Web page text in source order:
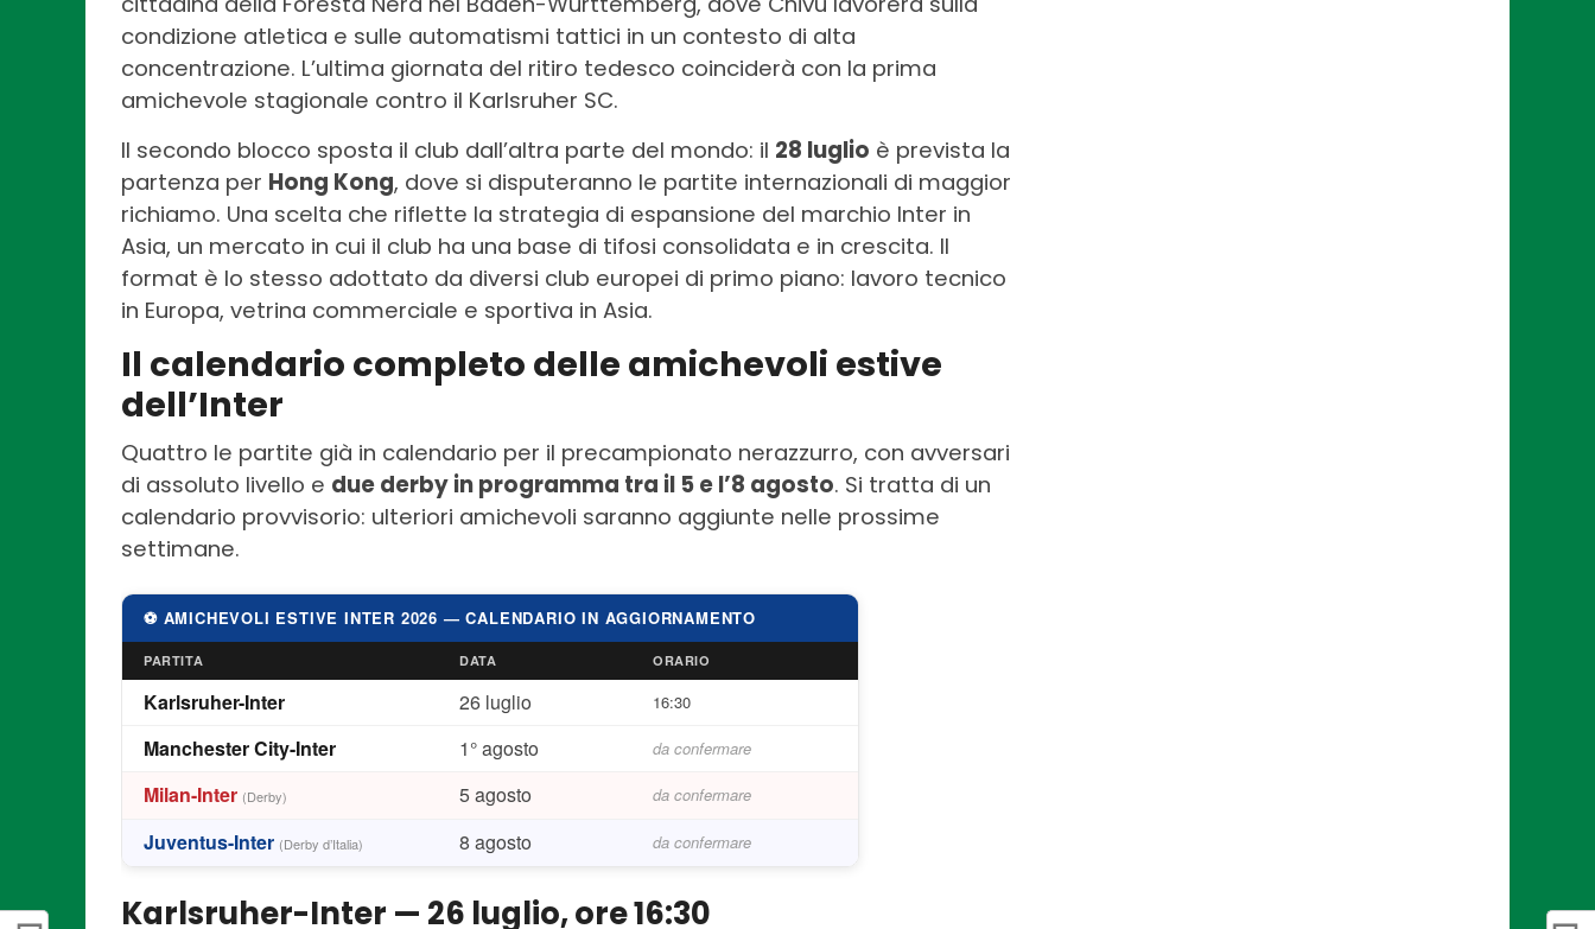
condizione atletica e sulle automatismi tattici in un contesto di alta
concentrazione. L’ultima giornata del ritiro tedesco coinciderà con la prima
amichevole stagionale contro il Karlsruher SC.
Il secondo blocco sposta il club dall’altra parte del mondo: il 28 luglio è prevista la
partenza per Hong Kong, dove si disputeranno le partite internazionali di maggior
richiamo. Una scelta che riflette la strategia di espansione del marchio Inter in
Asia, un mercato in cui il club ha una base di tifosi consolidata e in crescita. Il
format è lo stesso adottato da diversi club europei di primo piano: lavoro tecnico
in Europa, vetrina commerciale e sportiva in Asia.
Il calendario completo delle amichevoli estive
dell’Inter
Quattro le partite già in calendario per il precampionato nerazzurro, con avversari
di assoluto livello e due derby in programma tra il 5 e l’8 agosto. Si tratta di un
calendario provvisorio: ulteriori amichevoli saranno aggiunte nelle prossime
settimane.
⚽ AMICHEVOLI ESTIVE INTER 2026 — CALENDARIO IN AGGIORNAMENTO
PARTITA DATA ORARIO
Karlsruher-Inter 26 luglio 16:30
Manchester City-Inter 1° agosto da confermare
Milan-Inter (Derby) 5 agosto da confermare
Juventus-Inter (Derby d’Italia) 8 agosto da confermare
Karlsruher-Inter — 26 luglio, ore 16:30